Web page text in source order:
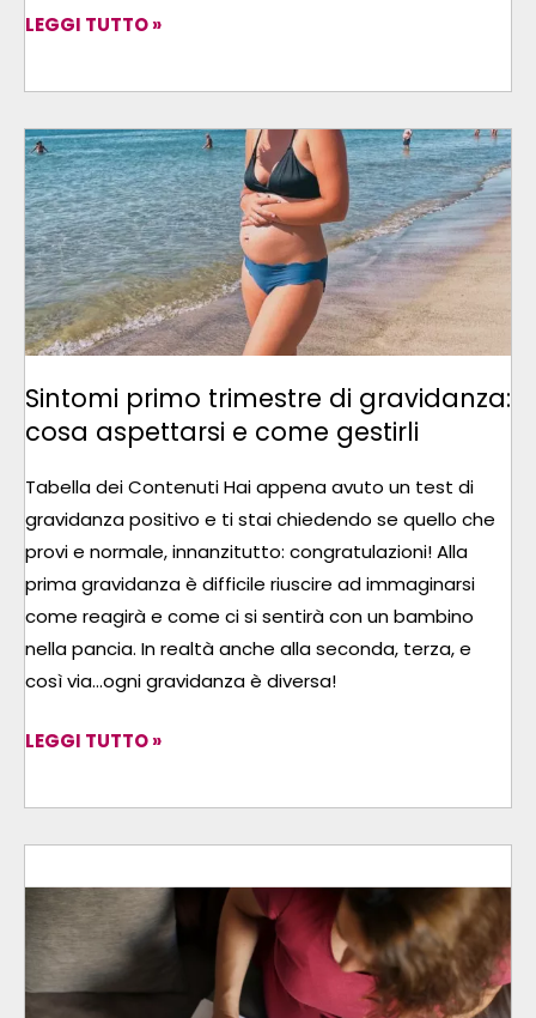
LEGGI TUTTO »
Sintomi primo trimestre di gravidanza:
cosa aspettarsi e come gestirli
Tabella dei Contenuti Hai appena avuto un test di
gravidanza positivo e ti stai chiedendo se quello che
provi e normale, innanzitutto: congratulazioni! Alla
prima gravidanza è difficile riuscire ad immaginarsi
come reagirà e come ci si sentirà con un bambino
nella pancia. In realtà anche alla seconda, terza, e
così via…ogni gravidanza è diversa!
SINTOMI
PRIMO
TRIMESTRE
DI
GRAVIDANZA:
COSA
ASPETTARSI
COME
GESTIRLI
LEGGI TUTTO »
PRATICA
PER
SCEGLIERE
IL